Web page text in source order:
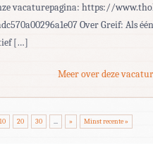
vacaturepagina: https://
Over Greif: Als één
[…]
Meer over deze
10 20 30 ... » Minst recente »